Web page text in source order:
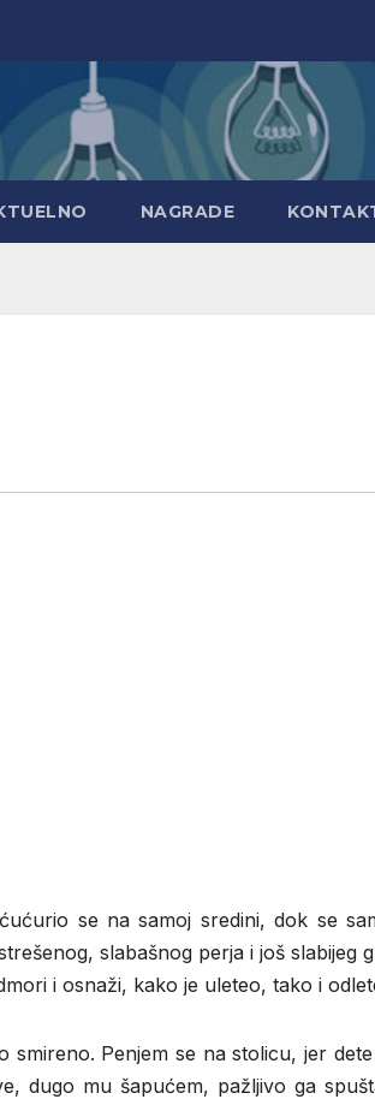
NAGRADE
se na samoj sredini, dok se
slabašnog perja i još slabijeg
i osnaži, kako je uleteo, tako i
Penjem se na stolicu, jer
dugo mu šapućem, pažljivo ga